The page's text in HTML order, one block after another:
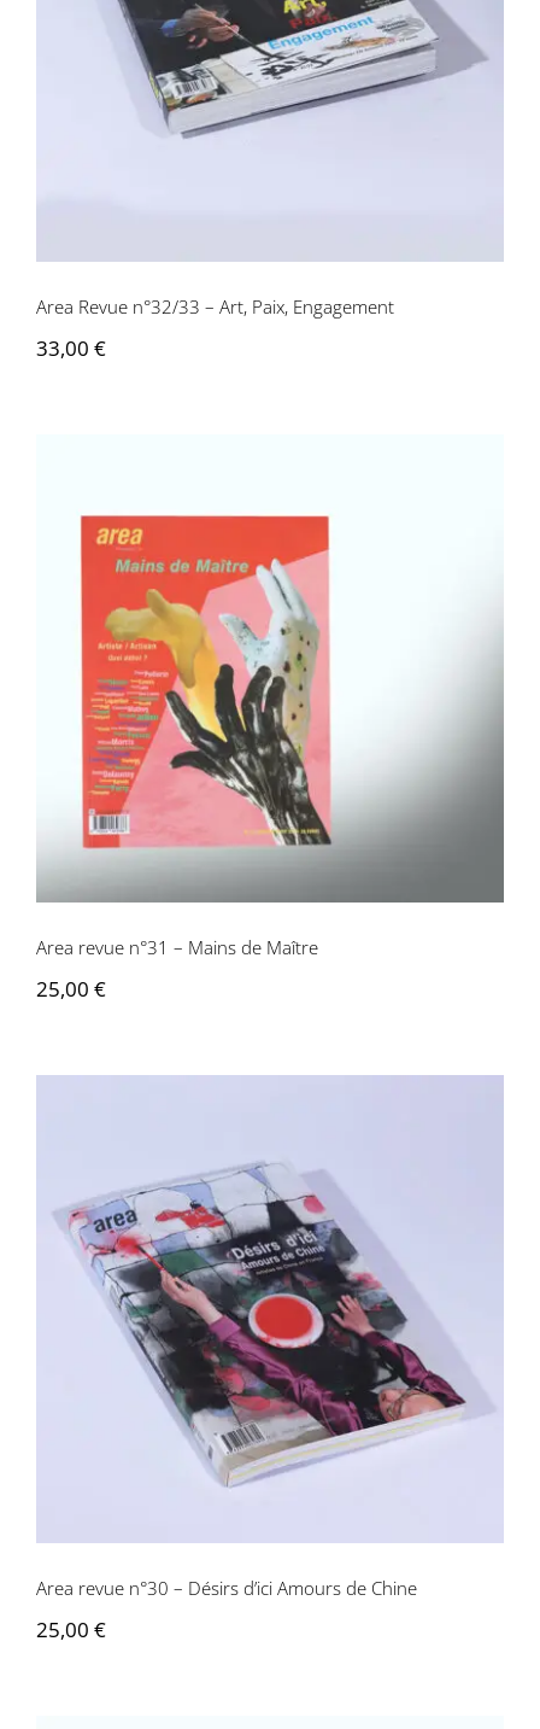
Area Revue n°32/33 – Art, Paix,
Engagement
Area Revue n°32/33 – Art, Paix, Engagement
33,00 €
Area revue n°31 – Mains de Maître
Area revue n°31 – Mains de Maître
25,00 €
Area revue n°30 – Désirs d’ici Amours
de Chine
Area revue n°30 – Désirs d’ici Amours de Chine
25,00 €